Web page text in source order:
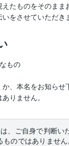
たものをそのまま
をさせていただき
もの
、本名をお知らせ
りません。
、ご自身で判断
のではありませ